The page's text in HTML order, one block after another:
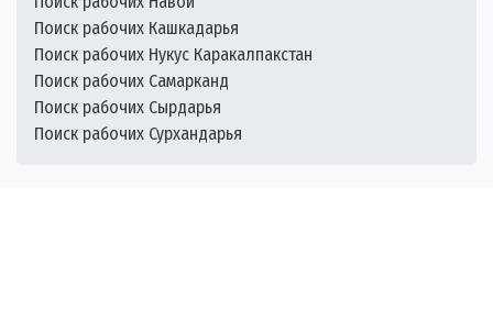
Поиск рабочих Кашкадарья
Поиск рабочих Нукус Каракалпакстан
Поиск рабочих Самарканд
Поиск рабочих Сырдарья
Поиск рабочих Сурхандарья